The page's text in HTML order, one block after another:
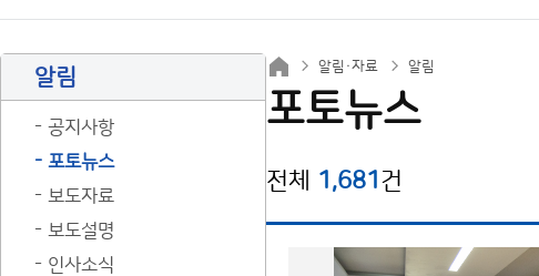
알림
공지사항
포토뉴스
보도자료
보도설명
인사소식
알림·자료 알림
포토뉴스
전체 1,681건